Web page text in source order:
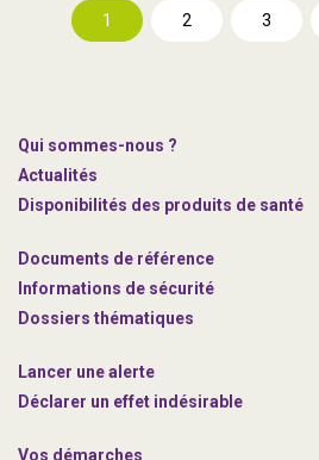
1 2 3
Qui sommes-nous ?
Actualités
Disponibilités des produits de santé
Documents de référence
Informations de sécurité
Dossiers thématiques
Lancer une alerte
Déclarer un effet indésirable
Vos démarches